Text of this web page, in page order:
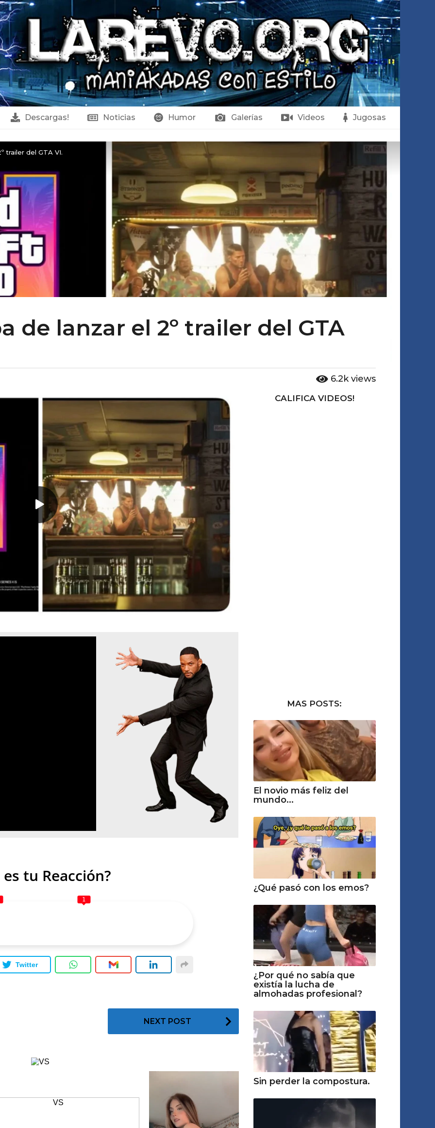
Descargas! Noticias Humor Galerías Videos Jugosas
trailer del GTA VI.
de lanzar el 2º trailer del GTA
6.2k views
es tu Reacción?
1
Twitter
NEXT POST
CALIFICA VIDEOS!
MAS POSTS:
El novio más feliz del
mundo...
¿Qué pasó con los emos?
¿Por qué no sabía que
existía la lucha de
almohadas profesional?
Sin perder la compostura.